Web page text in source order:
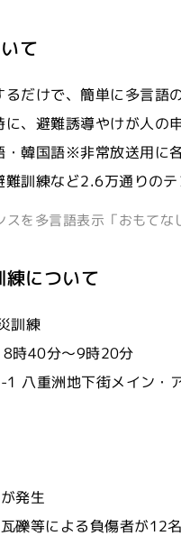
て
だけで、簡単に多言語
に、避難誘導やけが人
・韓国語※非常放送用に
難訓練など2.6万通りの
を多言語表示「おもてな
について
訓練
8時40分～9時20分
1 八重洲地下街メイン・
発生
礫等による負傷者が12